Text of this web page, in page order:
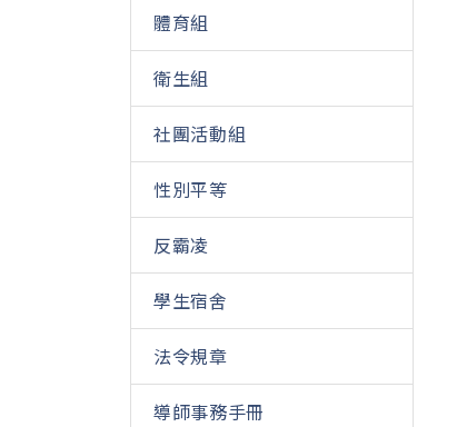
體育組
衛生組
社團活動組
性別平等
反霸凌
學生宿舍
法令規章
導師事務手冊